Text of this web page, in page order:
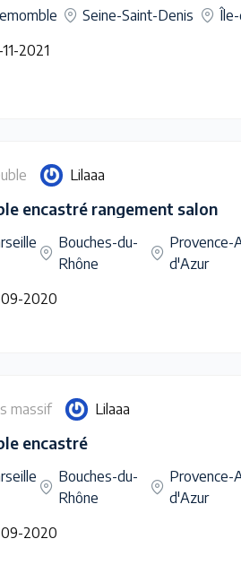
Seine-Saint-Denis
2021
Lilaaa
encastré rangement salon
Bouches-du-
Rhône
Provence-
d'Azur
2020
massif Lilaaa
encastré
Bouches-du-
Rhône
Provence-
d'Azur
2020